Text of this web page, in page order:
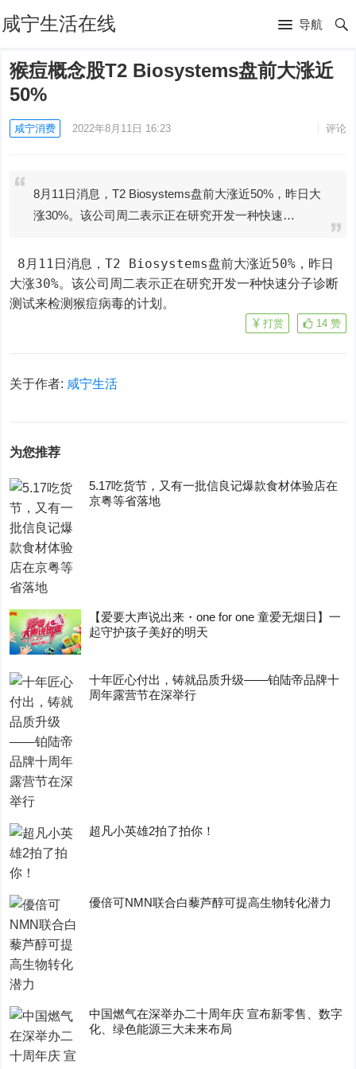
咸宁生活在线 导航
猴痘概念股T2 Biosystems盘前大涨近
50%
咸宁消费 2022年8月11日 16:23 评论
8月11日消息，T2 Biosystems盘前大涨近50%，昨日大
涨30%。该公司周二表示正在研究开发一种快速…
大涨30%。该公司周二表示正在研究开发一种快速分子诊断
测试来检测猴痘病毒的计划。
14 赞
打赏
关于作者: 咸宁生活
为您推荐
5.17吃货节，又有一批信良记爆款食材体验店在
京粤等省落地
【爱要大声说出来・one for one 童爱无烟日】一
起守护孩子美好的明天
十年匠心付出，铸就品质升级——铂陆帝品牌十
周年露营节在深举行
超凡小英雄2拍了拍你！
優倍可NMN联合白藜芦醇可提高生物转化潜力
中国燃气在深举办二十周年庆 宣布新零售、数字
化、绿色能源三大未来布局